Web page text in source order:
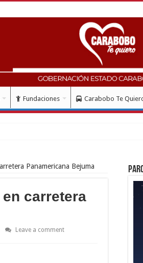
Fundaciones Carabobo Te
Panamericana Bejuma
en carretera
Leave a comment